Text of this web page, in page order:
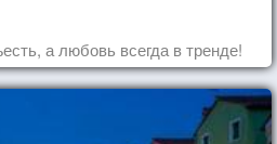
а любовь всегда в тренде!